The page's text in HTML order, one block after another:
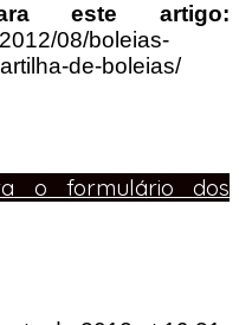
este artigo:
08/boleias-
de-boleias/
o formulário dos